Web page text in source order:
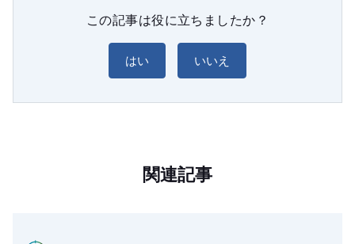
この記事は役に立ちましたか？
はい いいえ
関連記事